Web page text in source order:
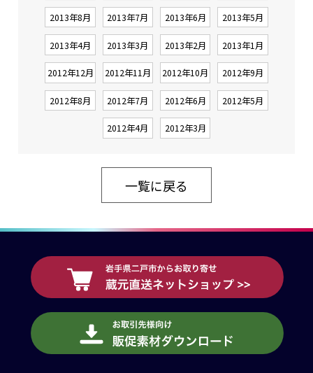
2013年8月 2013年7月 2013年6月 2013年5月
2013年4月 2013年3月 2013年2月 2013年1月
2012年12月 2012年11月 2012年10月 2012年9月
2012年8月 2012年7月 2012年6月 2012年5月
2012年4月 2012年3月
一覧に戻る